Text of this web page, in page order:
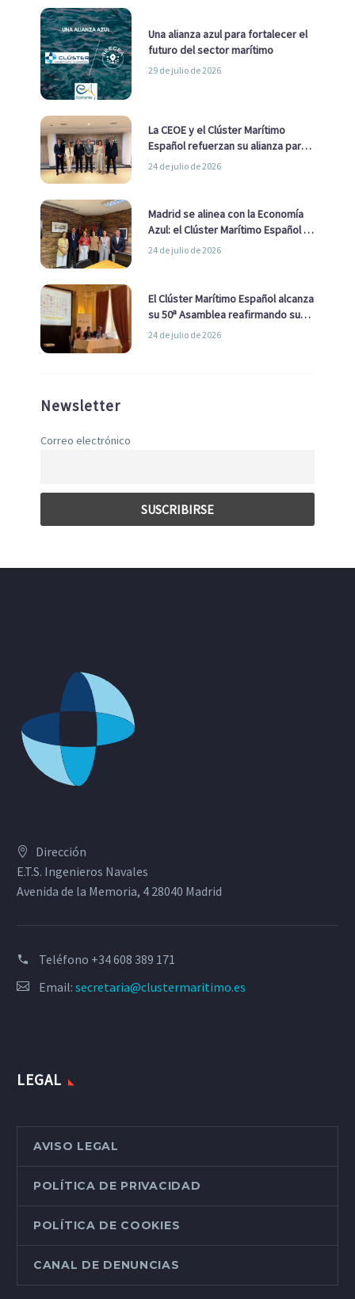
Una alianza azul para fortalecer el
futuro del sector marítimo
29 de julio de 2026
La CEOE y el Clúster Marítimo
Español refuerzan su alianza para
impulsar una estrategia Nacional
24 de julio de 2026
Madrid se alinea con la Economía
Azul: el Clúster Marítimo Español y
la Real Liga Naval avanzan alianzas
24 de julio de 2026
El Clúster Marítimo Español alcanza
su 50ª Asamblea reafirmando su
liderazgo en la Economía Azul
24 de julio de 2026
Newsletter
Correo electrónico
Dirección
E.T.S. Ingenieros Navales
Avenida de la Memoria, 4 28040 Madrid
Teléfono +34 608 389 171
Email: secretaria@clustermaritimo.es
LEGAL
AVISO LEGAL
POLÍTICA DE PRIVACIDAD
POLÍTICA DE COOKIES
CANAL DE DENUNCIAS